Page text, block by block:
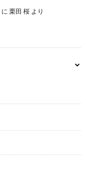
に 栗田 桜 より